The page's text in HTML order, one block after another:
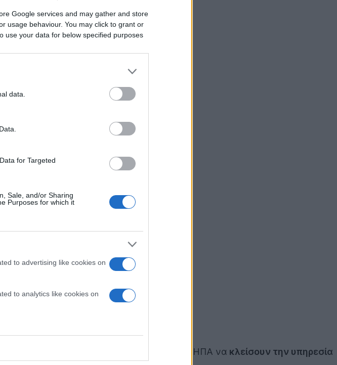
Google services and may gather and store
usage behaviour. You may click to grant or
use your data for below specified purposes
data.
for Targeted
Sale, and/or Sharing
Purposes for which it
to advertising like cookies on
to analytics like cookies on
των ΗΠΑ να κλείσουν την υπηρεσία